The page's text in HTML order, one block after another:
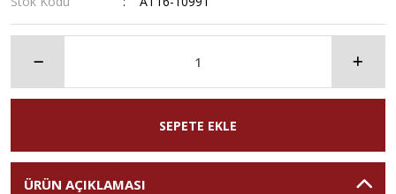
SEPETE EKLE
ÜRÜN AÇIKLAMASI